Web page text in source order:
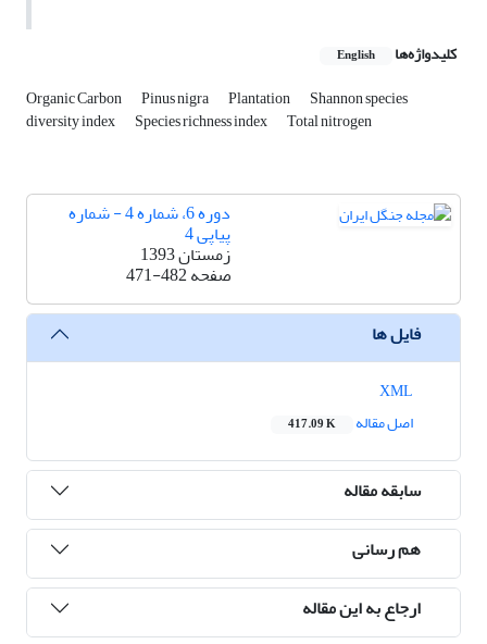
کلیدواژه‌ها English
Organic Carbon Pinus nigra Plantation Shannon species
diversity index Species richness index Total nitrogen
دوره 6، شماره 4 - شماره
پیاپی 4
زمستان 1393
صفحه471-482
فایل ها
اصل مقاله
417.09 K
سابقه مقاله
هم رسانی
ارجاع به این مقاله